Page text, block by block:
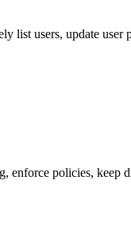
list users, update
enforce policies, keep